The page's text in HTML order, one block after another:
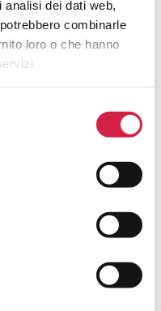
dei dati web,
combinarle
loro o che hanno
in questa
un tuo
noi! Scrivi una